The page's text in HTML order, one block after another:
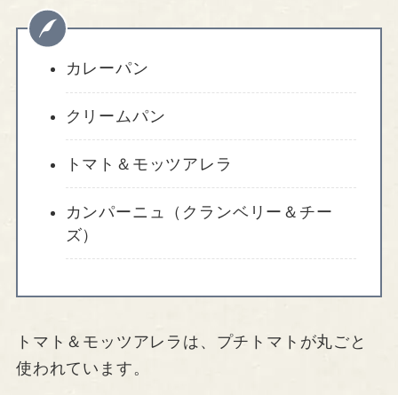
カレーパン
クリームパン
トマト＆モッツアレラ
カンパーニュ（クランベリー＆チー
ズ）
トマト＆モッツアレラは、プチトマトが丸ごと
使われています。